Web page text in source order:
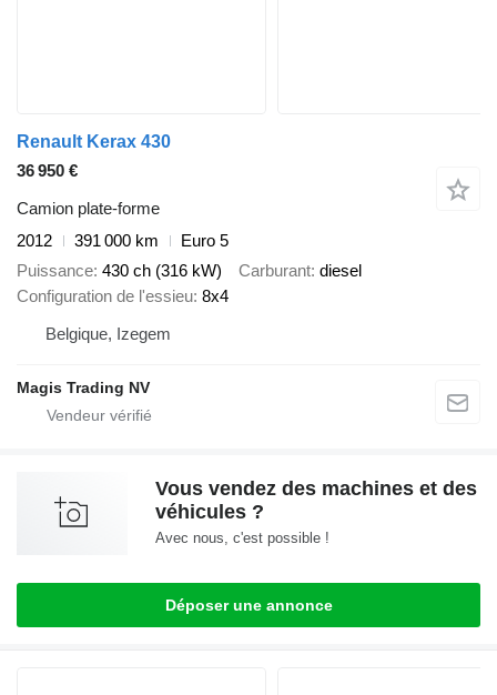
Renault Kerax 430
36 950 €
Camion plate-forme
2012
391 000 km
Euro 5
Puissance 430 ch (316 kW) Carburant diesel
Configuration de l'essieu 8x4
Belgique, Izegem
Magis Trading NV
Vous vendez des machines et des
véhicules ?
Avec nous, c'est possible !
Déposer une annonce